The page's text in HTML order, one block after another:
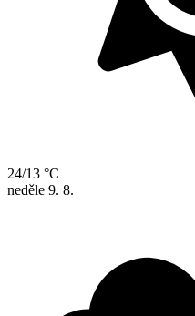
24/13 °C
neděle 9. 8.